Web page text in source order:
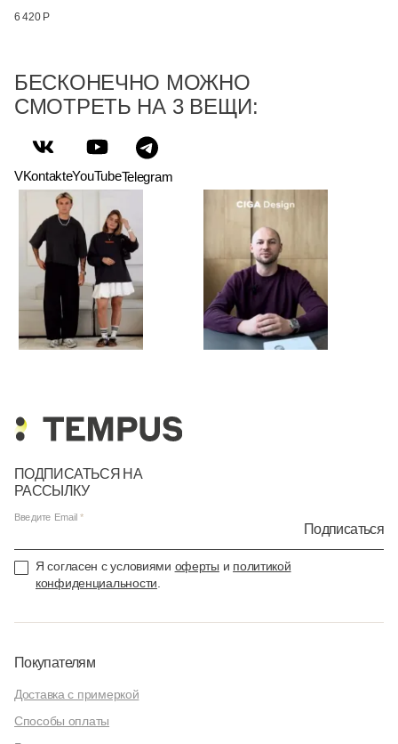
6 420 Р
БЕСКОНЕЧНО МОЖНО
СМОТРЕТЬ НА 3 ВЕЩИ:
VKontakteYouTubeTelegram
ПОДПИСАТЬСЯ НА
РАССЫЛКУ
Введите Email
Подписаться
Я согласен с условиями оферты и политикой
конфиденциальности
Покупателям
Доставка с примеркой
Способы оплаты